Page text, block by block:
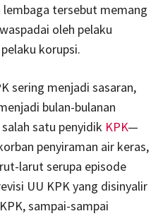
tersebut memang
oleh pelaku
korupsi.
sering menjadi sasaran,
bulan-bulanan
satu penyidik KPK—
penyiraman air keras,
larut serupa episode
UU KPK yang disinyalir
sampai-sampai